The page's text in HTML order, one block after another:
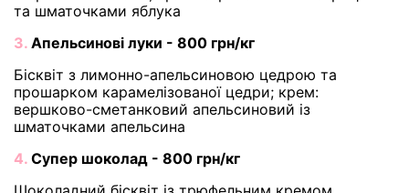
та шматочками яблука
3. Апельсинові луки - 800 грн/кг
Бісквіт з лимонно-апельсиновою цедрою та
прошарком карамелізованої цедри; крем:
вершково-сметанковий апельсиновий із
шматочками апельсина
4. Супер шоколад - 800 грн/кг